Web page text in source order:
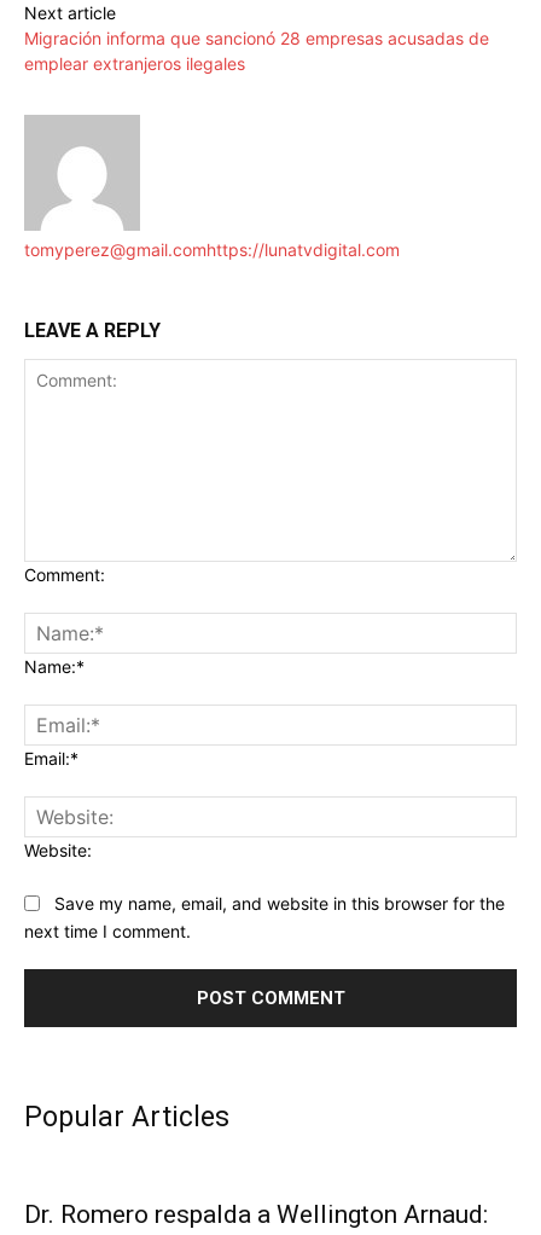
Next article
Migración informa que sancionó 28 empresas acusadas de
emplear extranjeros ilegales
tomyperez@gmail.comhttps://lunatvdigital.com
LEAVE A REPLY
Comment:
Name:*
Email:*
Website:
Save my name, email, and website in this browser for the
next time I comment.
Popular Articles
Dr. Romero respalda a Wellington Arnaud: